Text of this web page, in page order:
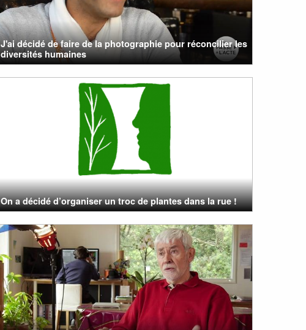
J'ai décidé de faire de la photographie pour réconcilier les
diversités humaines
On a décidé d’organiser un troc de plantes dans la rue !